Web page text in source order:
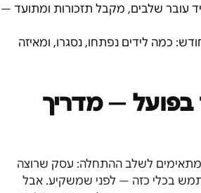
עובר שלבים, מקבל תזכורות ומתועד —
כמה לידים נפתחו, נסגרו, ומאיזה
בפועל — מדריך
מתאימים לשלב ההתחלה: עסק שרוצה
בכלי כזה — לפני שמשקיע. אבל